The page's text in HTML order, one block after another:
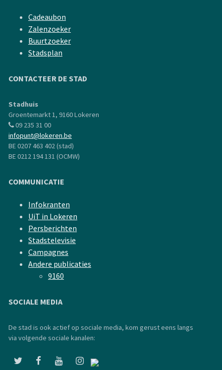
Cadeaubon
Zalenzoeker
Buurtzoeker
Stadsplan
CONTACTEER DE STAD
Stadhuis
Groentemarkt 1, 9160 Lokeren
09 235 31 00
infopunt@lokeren.be
BE 0207 463 402 (stad)
BE 0212 194 131 (OCMW)
COMMUNICATIE
Infokranten
UiT in Lokeren
Persberichten
Stadstelevisie
Campagnes
Andere publicaties
9160
SOCIALE MEDIA
De stad is ook actief op sociale media, kom gerust eens langs
via volgende sociale kanalen: